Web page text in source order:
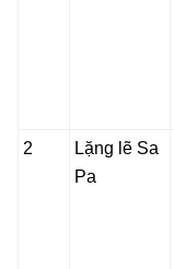
2
Lặng lẽ Sa
Pa